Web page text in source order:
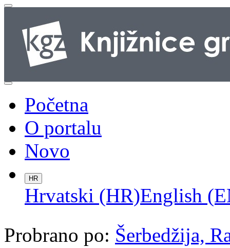
Početna
O portalu
Novo
HR
Hrvatski (HR)English
Probrano po: Šerbedžija,